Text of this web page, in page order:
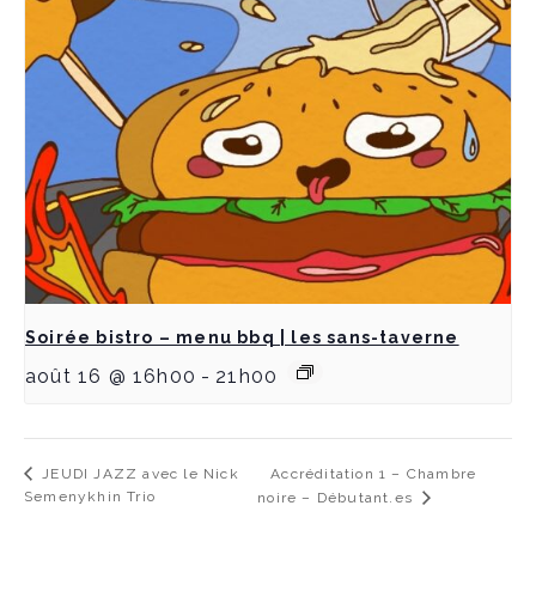
Soirée bistro – menu bbq | les sans-taverne
août 16 @ 16h00 - 21h00
JEUDI JAZZ avec le Nick
Semenykhin Trio
Accréditation 1 – Chambre
noire – Débutant.es